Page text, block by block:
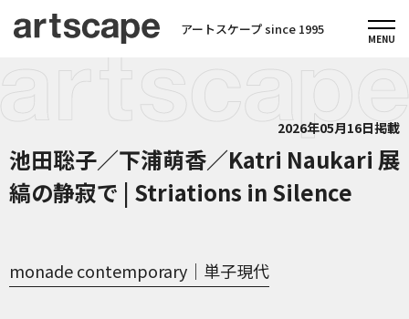
アートスケープ since 1995
2026年05月16日掲載
池田聡子／下浦萌香／Katri Naukari 展
縞の静寂で | Striations in Silence
monade contemporary｜単子現代